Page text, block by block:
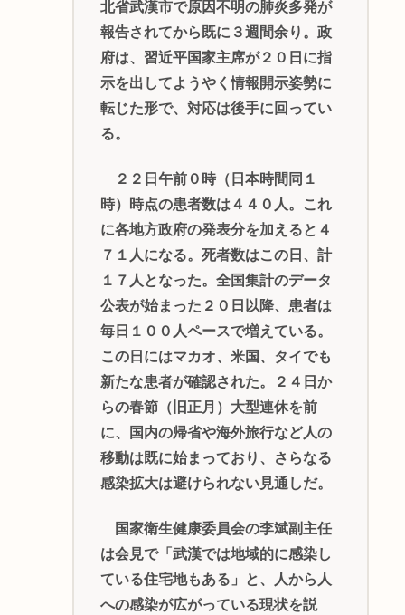
北省武漢市で原因不明の肺炎多発が
報告されてから既に３週間余り。政
府は、習近平国家主席が２０日に指
示を出してようやく情報開示姿勢に
転じた形で、対応は後手に回ってい
る。
２２日午前０時（日本時間同１
時）時点の患者数は４４０人。これ
に各地方政府の発表分を加えると４
７１人になる。死者数はこの日、計
１７人となった。全国集計のデータ
公表が始まった２０日以降、患者は
毎日１００人ペースで増えている。
この日にはマカオ、米国、タイでも
新たな患者が確認された。２４日か
らの春節（旧正月）大型連休を前
に、国内の帰省や海外旅行など人の
移動は既に始まっており、さらなる
感染拡大は避けられない見通しだ。
国家衛生健康委員会の李斌副主任
は会見で「武漢では地域的に感染し
ている住宅地もある」と、人から人
への感染が広がっている現状を説